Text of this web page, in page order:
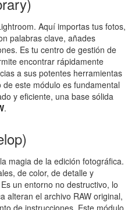
Aquí importas tus fotos,
palabras clave, añades
Es tu centro de gestión de
encontrar rápidamente
a sus potentes herramientas
este módulo es fundamental
y eficiente, una base sólida
.
magia de la edición fotográfica.
de color, de detalle y
un entorno no destructivo, lo
alteran el archivo RAW original,